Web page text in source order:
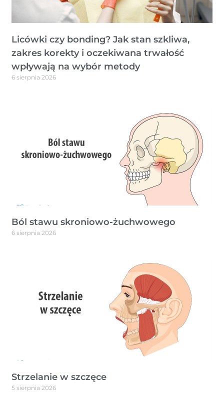
Licówki czy bonding? Jak stan szkliwa,
zakres korekty i oczekiwana trwałość
wpływają na wybór metody
6 sierpnia 2026
Ból stawu skroniowo-żuchwowego
6 sierpnia 2026
Strzelanie w szczęce
5 sierpnia 2026